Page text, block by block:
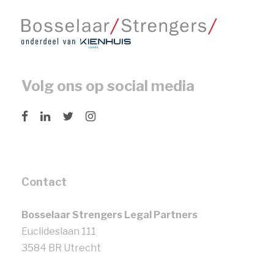
Volg ons op social media
Contact
Bosselaar Strengers Legal Partners
Euclideslaan 111
3584 BR Utrecht